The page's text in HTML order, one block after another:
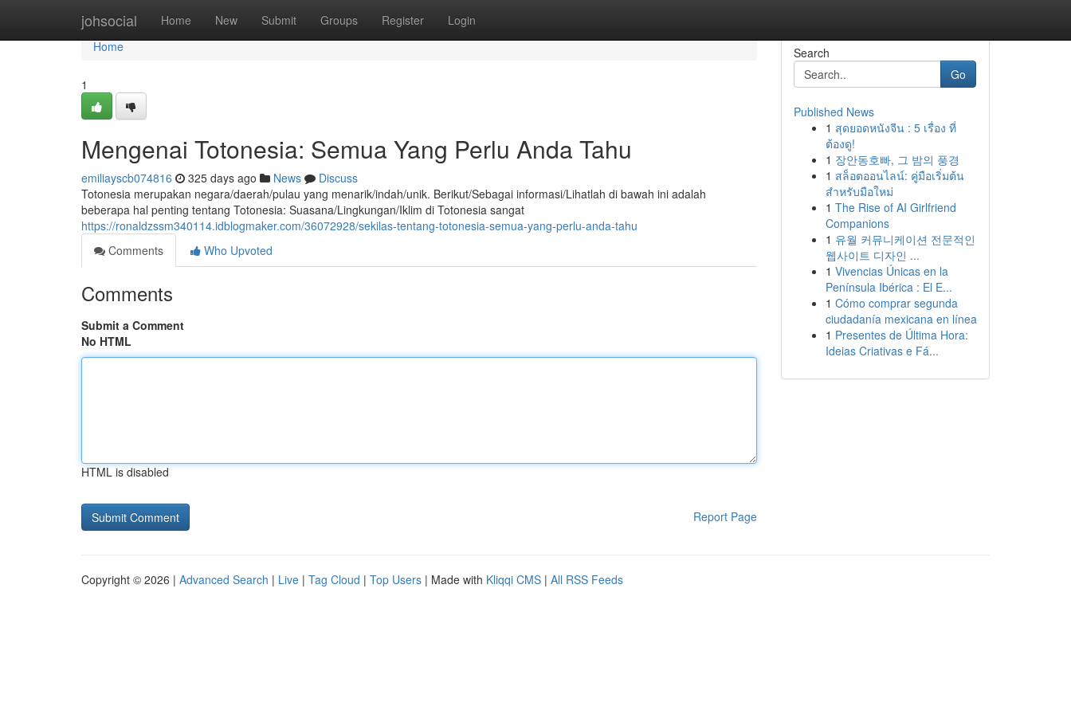
johsocial Home New Submit Groups Register Login
Home
Home
1
Mengenai Totonesia: Semua Yang Perlu Anda Tahu
emiliayscb074816 325 days ago News
Discuss
Totonesia merupakan negara/daerah/pulau yang menarik/indah/unik. Berikut/Sebagai informasi/Lihatlah di bawah ini adalah
beberapa hal penting tentang Totonesia: Suasana/Lingkungan/Iklim di Totonesia sangat
https://ronaldzssm340114.idblogmaker.com/36072928/sekilas-tentang-totonesia-semua-yang-perlu-anda-tahu
Comments
Who Upvoted
Comments
Submit a Comment
No HTML
HTML is disabled
Report Page
Search
Go
Published News
1 สุดยอดหนังจีน : 5 เรื่อง ที่
ต้องดู!
1 장안동호빠, 그 밤의 풍경
1 สล็อตออนไลน์: คู่มือเริ่มต้น
สำหรับมือใหม่
1 The Rise of AI Girlfriend
Companions
1 유월 커뮤니케이션 전문적인
웹사이트 디자인 ...
1 Vivencias Únicas en la
Península Ibérica : El E...
1 Cómo comprar segunda
ciudadanía mexicana en línea
1 Presentes de Última Hora:
Ideias Criativas e Fá...
Copyright © 2026 | Advanced Search | Live | Tag Cloud | Top Users | Made with Kliqqi CMS | All RSS Feeds